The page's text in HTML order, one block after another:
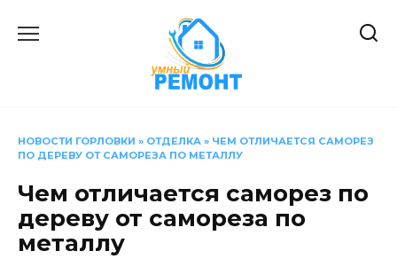
НОВОСТИ ГОРЛОВКИ » ОТДЕЛКА » ЧЕМ ОТЛИЧАЕТСЯ САМОРЕЗ
ПО ДЕРЕВУ ОТ САМОРЕЗА ПО МЕТАЛЛУ
Чем отличается саморез по
дереву от самореза по
металлу